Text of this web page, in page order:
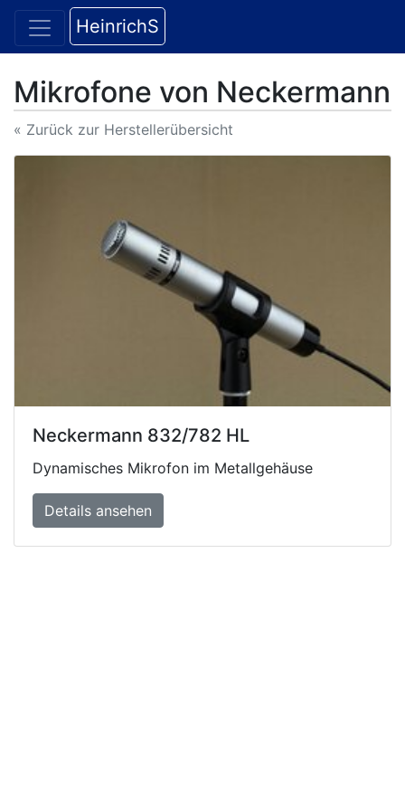
HeinrichS
Mikrofone von Neckermann
« Zurück zur Herstellerübersicht
Neckermann 832/782 HL
Dynamisches Mikrofon im Metallgehäuse
Details ansehen